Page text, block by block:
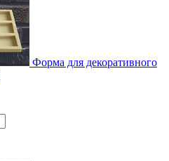
Форма для декоративного